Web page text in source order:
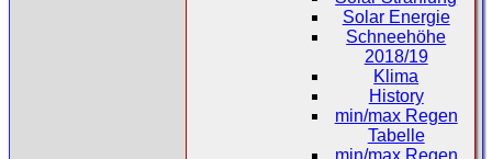
Solar Energie
Schneehöhe
2018/19
Klima
History
min/max Regen
Tabelle
min/max Regen